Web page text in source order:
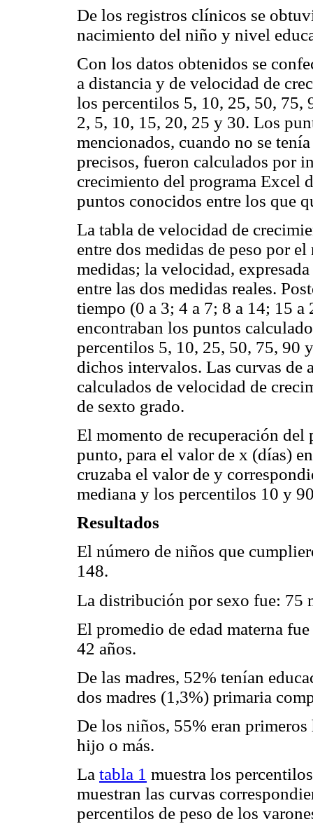
De los registros clínicos se
nacimiento del niño y nivel
Con los datos obtenidos se
a distancia y de velocidad de
los percentilos 5, 10, 25, 50, 75,
2, 5, 10, 15, 20, 25 y 30. Los
mencionados, cuando no se
precisos, fueron calculados por
crecimiento del programa Excel
puntos conocidos entre los que
La tabla de velocidad de
entre dos medidas de peso por
medidas; la velocidad,
entre las dos medidas reales.
tiempo (0 a 3; 4 a 7; 8 a 14; 15 a
encontraban los puntos
percentilos 5, 10, 25, 50, 75, 90
dichos intervalos. Las curvas de
calculados de velocidad de
de sexto grado.
El momento de recuperación del
punto, para el valor de x (días)
cruzaba el valor de y
mediana y los percentilos 10 y
Resultados
El número de niños que
148.
La distribución por sexo fue: 75
El promedio de edad materna
42 años.
De las madres, 52% tenían
dos madres (1,3%) primaria
De los niños, 55% eran
hijo o más.
La tabla 1 muestra los
muestran las curvas
percentilos de peso de los